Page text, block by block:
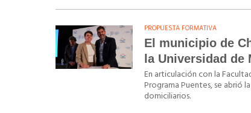
PROPUESTA FORMATIVA
El municipio de
la Universidad de
En articulación con la
Programa Puentes, se abrió
domiciliarios.